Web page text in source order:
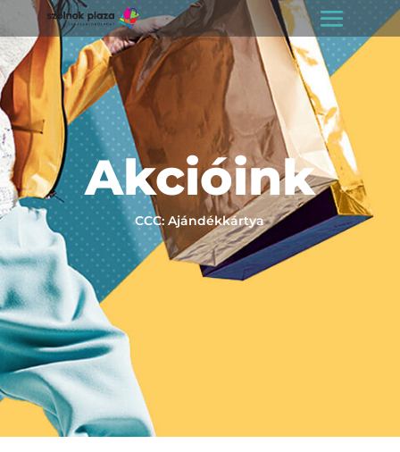
Akcióink
CCC: Ajándékkártya